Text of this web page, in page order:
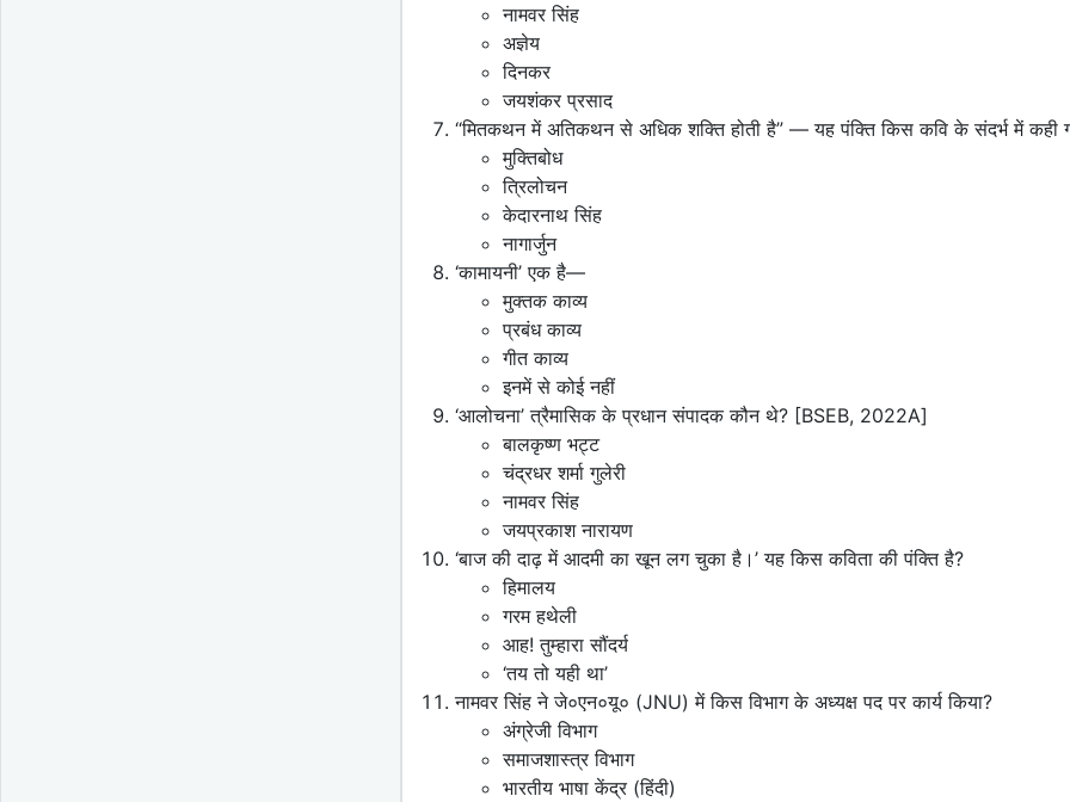
नामवर सिंह
अज्ञेय
दिनकर
जयशंकर प्रसाद
“मितकथन में अतिकथन से अधिक शक्ति होती है” — यह पंक्ति किस कवि के संदर्भ में कही
मुक्तिबोध
त्रिलोचन
केदारनाथ सिंह
नागार्जुन
‘कामायनी’ एक है—
मुक्तक काव्य
प्रबंध काव्य
गीत काव्य
इनमें से कोई नहीं
‘आलोचना’ त्रैमासिक के प्रधान संपादक कौन थे? [BSEB, 2022A]
बालकृष्ण भट्ट
चंद्रधर शर्मा गुलेरी
नामवर सिंह
जयप्रकाश नारायण
‘बाज की दाढ़ में आदमी का खून लग चुका है।’ यह किस कविता की पंक्ति है?
हिमालय
गरम हथेली
आह! तुम्हारा सौंदर्य
‘तय तो यही था’
नामवर सिंह ने जे०एन०यू० (JNU) में किस विभाग के अध्यक्ष पद पर कार्य किया?
अंग्रेजी विभाग
समाजशास्त्र विभाग
भारतीय भाषा केंद्र (हिंदी)